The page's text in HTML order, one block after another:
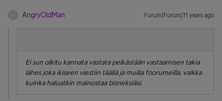
AngryOldMan Forum|Forum|11 years ago
Ei sun olkitu kannata vastata pelkästään vastaamisen takia
lähes joka ikiseen viestiin täällä ja muilla foorumeilla, vaikka
kuinka haluatkin mainostaa bisneksiäsi.